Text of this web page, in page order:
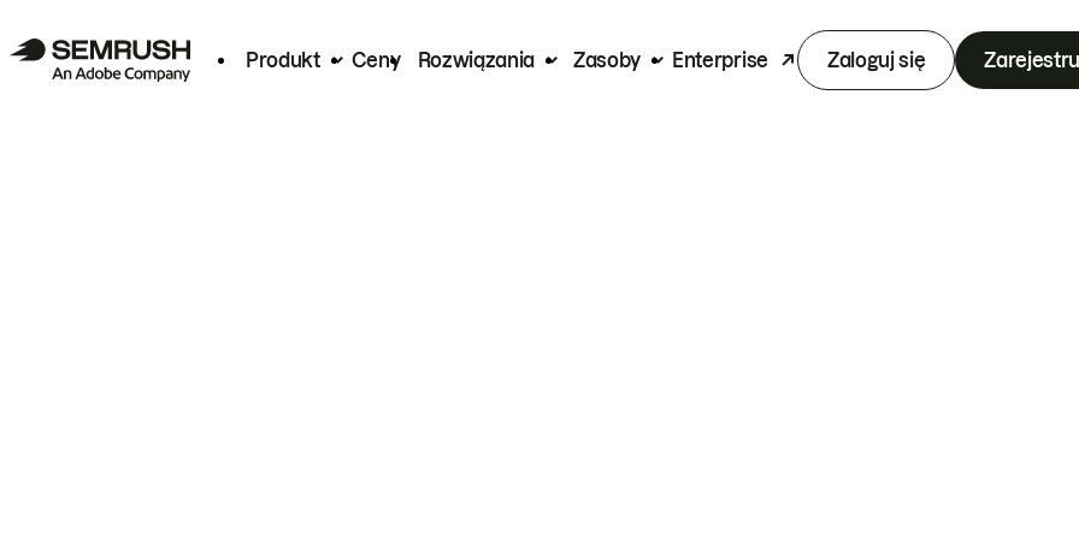
Produkt Ceny Rozwiązania Zasoby Enterprise Zaloguj się